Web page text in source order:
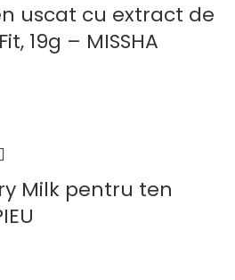
uscat cu extract de
19g – MISSHA
Milk pentru ten